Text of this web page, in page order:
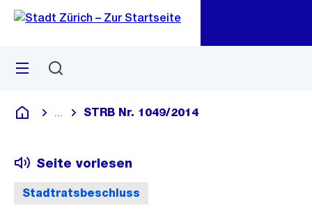
Navigation
Sprunglink
Menü
Deutsch
Blende alle Breadcrumbs ein
STRB Nr. 1049/2014
Stadtratsbeschluss
Seite vorlesen